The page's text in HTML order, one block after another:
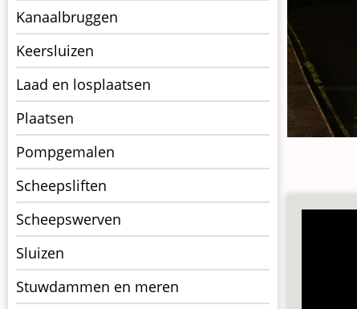
Kanaalbruggen
Keersluizen
Laad en losplaatsen
Plaatsen
Pompgemalen
Scheepsliften
Scheepswerven
Sluizen
Stuwdammen en meren